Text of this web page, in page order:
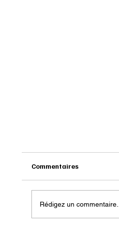
Commentaires
Rédigez un commentaire...